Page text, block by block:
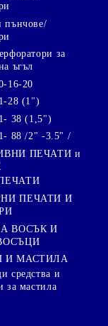
пънчове/
за
ъгъл
16-20
28 (1")
38 (1,5")
88 /2" -3.5" /
ПЕЧАТИ и
ПЕЧАТИ И
ВОСЪК И
И МАСТИЛА
средства и
за мастила